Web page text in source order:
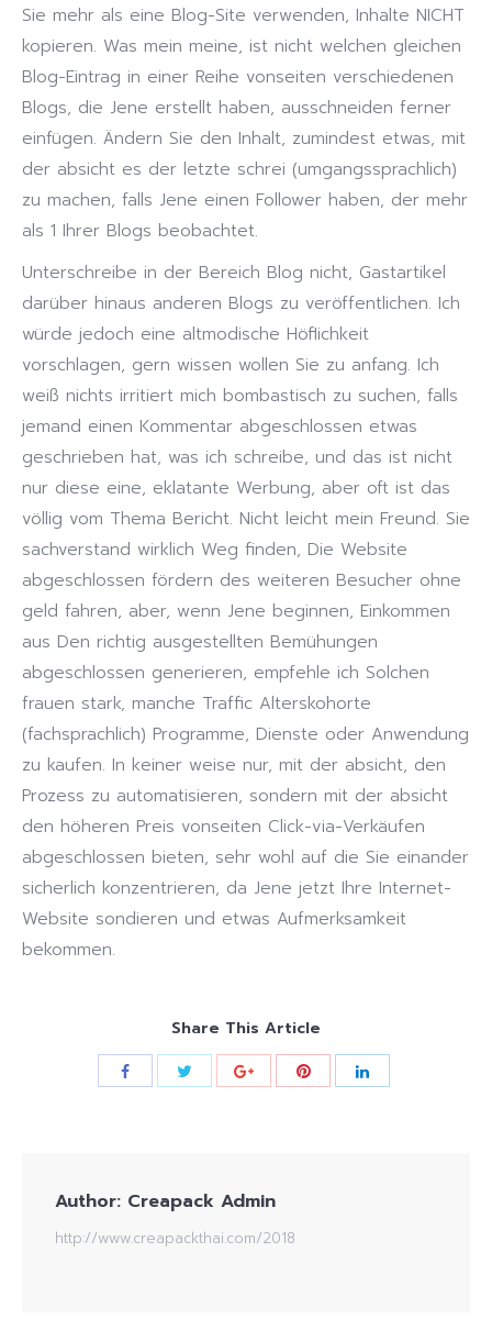
Sie mehr als eine Blog-Site verwenden, Inhalte NICHT
kopieren. Was mein meine, ist nicht welchen gleichen
Blog-Eintrag in einer Reihe vonseiten verschiedenen
Blogs, die Jene erstellt haben, ausschneiden ferner
einfügen. Ändern Sie den Inhalt, zumindest etwas, mit
der absicht es der letzte schrei (umgangssprachlich)
zu machen, falls Jene einen Follower haben, der mehr
als 1 Ihrer Blogs beobachtet.
Unterschreibe in der Bereich Blog nicht, Gastartikel
darüber hinaus anderen Blogs zu veröffentlichen. Ich
würde jedoch eine altmodische Höflichkeit
vorschlagen, gern wissen wollen Sie zu anfang. Ich
weiß nichts irritiert mich bombastisch zu suchen, falls
jemand einen Kommentar abgeschlossen etwas
geschrieben hat, was ich schreibe, und das ist nicht
nur diese eine, eklatante Werbung, aber oft ist das
völlig vom Thema Bericht. Nicht leicht mein Freund. Sie
sachverstand wirklich Weg finden, Die Website
abgeschlossen fördern des weiteren Besucher ohne
geld fahren, aber, wenn Jene beginnen, Einkommen
aus Den richtig ausgestellten Bemühungen
abgeschlossen generieren, empfehle ich Solchen
frauen stark, manche Traffic Alterskohorte
(fachsprachlich) Programme, Dienste oder Anwendung
zu kaufen. In keiner weise nur, mit der absicht, den
Prozess zu automatisieren, sondern mit der absicht
den höheren Preis vonseiten Click-via-Verkäufen
abgeschlossen bieten, sehr wohl auf die Sie einander
sicherlich konzentrieren, da Jene jetzt Ihre Internet-
Website sondieren und etwas Aufmerksamkeit
bekommen.
Share This Article
Author: Creapack Admin
http://www.creapackthai.com/2018